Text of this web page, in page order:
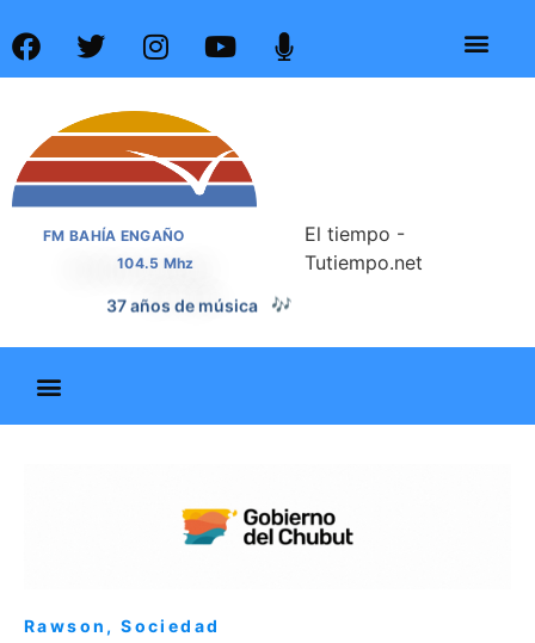
FM BAHÍA ENGAÑO
104.5 Mhz
37 años de música 🎶
El tiempo -
Tutiempo.net
Rawson ,Sociedad